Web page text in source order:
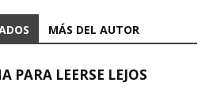
MÁS DEL AUTOR
PARA LEERSE LEJOS